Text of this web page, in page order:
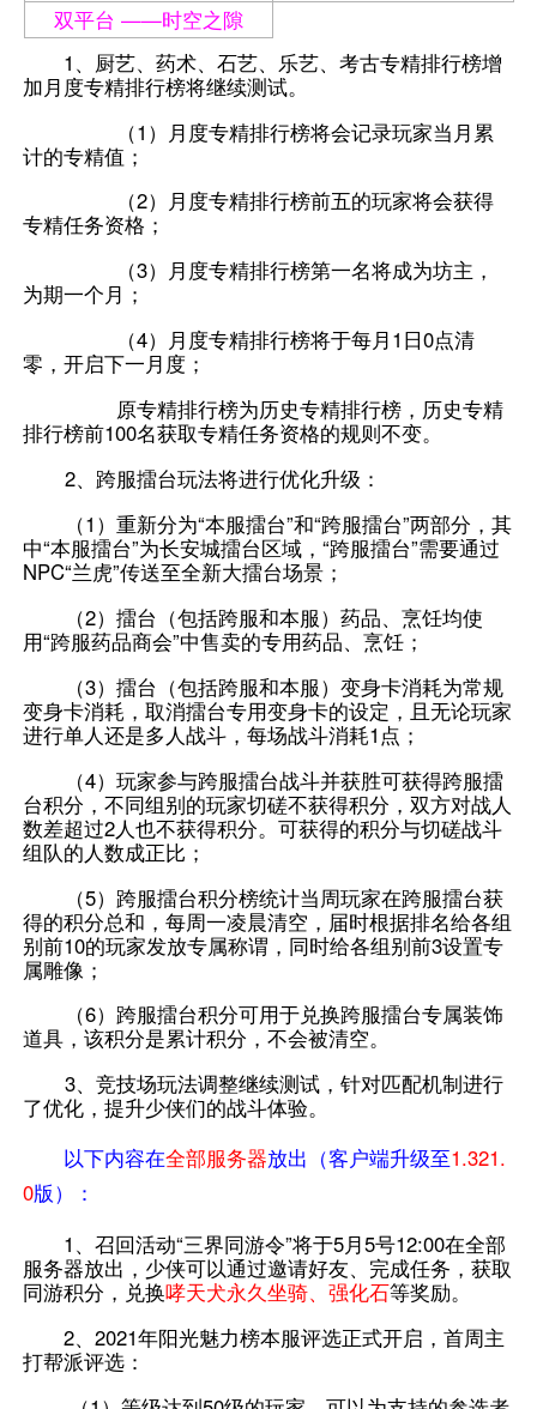
双平台 ——时空之隙
1、厨艺、药术、石艺、乐艺、考古专精排行榜增
加月度专精排行榜将继续测试。
（1）月度专精排行榜将会记录玩家当月累
计的专精值；
（2）月度专精排行榜前五的玩家将会获得
专精任务资格；
（3）月度专精排行榜第一名将成为坊主，
为期一个月；
（4）月度专精排行榜将于每月1日0点清
零，开启下一月度；
原专精排行榜为历史专精排行榜，历史专精
排行榜前100名获取专精任务资格的规则不变。
2、跨服擂台玩法将进行优化升级：
（1）重新分为“本服擂台”和“跨服擂台”两部分，其
中“本服擂台”为长安城擂台区域，“跨服擂台”需要通过
NPC“兰虎”传送至全新大擂台场景；
（2）擂台（包括跨服和本服）药品、烹饪均使
用“跨服药品商会”中售卖的专用药品、烹饪；
（3）擂台（包括跨服和本服）变身卡消耗为常规
变身卡消耗，取消擂台专用变身卡的设定，且无论玩家
进行单人还是多人战斗，每场战斗消耗1点；
（4）玩家参与跨服擂台战斗并获胜可获得跨服擂
台积分，不同组别的玩家切磋不获得积分，双方对战人
数差超过2人也不获得积分。可获得的积分与切磋战斗
组队的人数成正比；
（5）跨服擂台积分榜统计当周玩家在跨服擂台获
得的积分总和，每周一凌晨清空，届时根据排名给各组
别前10的玩家发放专属称谓，同时给各组别前3设置专
属雕像；
（6）跨服擂台积分可用于兑换跨服擂台专属装饰
道具，该积分是累计积分，不会被清空。
3、竞技场玩法调整继续测试，针对匹配机制进行
了优化，提升少侠们的战斗体验。
以下内容在全部服务器放出（客户端升级至1.321.
0版）：
1、召回活动“三界同游令”将于5月5号12:00在全部
服务器放出，少侠可以通过邀请好友、完成任务，获取
同游积分，兑换哮天犬永久坐骑、强化石等奖励。
2、2021年阳光魅力榜本服评选正式开启，首周主
打帮派评选：